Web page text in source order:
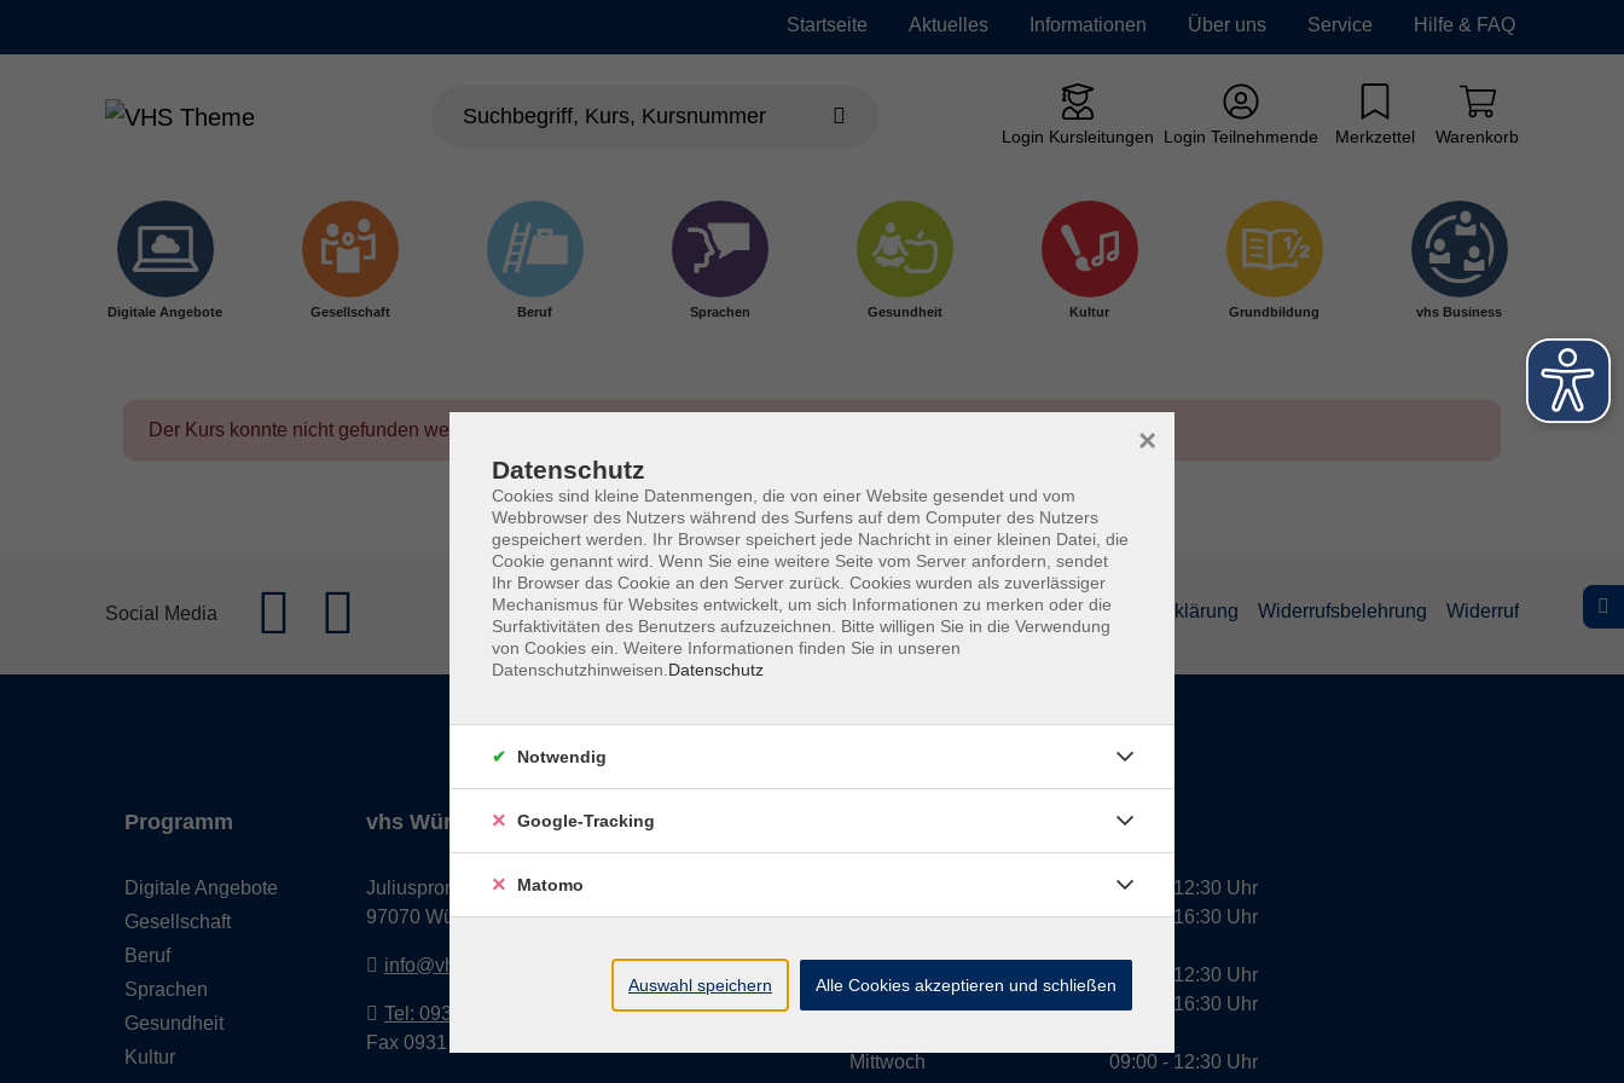
Startseite Aktuelles Informationen Über uns Service Hilfe & FAQ
Login Kursleitungen Login Teilnehmende Merkzettel Warenkorb
Digitale Angebote Gesellschaft Beruf Sprachen Gesundheit Kultur Grundbildung vhs Business
Der Kurs konnte nicht gefunden werden.
Social Media Impressum AGBs Datenschutzerklärung Barrierefreiheitserklärung Widerrufsbelehrung Widerruf
Programm
Digitale Angebote
Gesellschaft
Beruf
Sprachen
Gesundheit
Kultur
vhs Würzburg & Umgebung e. V.
Juliuspromenade 68
97070 Würzburg
info@vhs-wuerzburg.de
Tel: 0931 35593 0
Fax 0931 35593-20
Dienstag
Mittwoch
09:00 - 12:30 Uhr
13:00 - 16:30 Uhr
10:00 - 12:30 Uhr
13:00 - 16:30 Uhr
09:00 - 12:30 Uhr
Datenschutz
Cookies sind kleine Datenmengen, die von einer Website gesendet und vom
Webbrowser des Nutzers während des Surfens auf dem Computer des Nutzers
gespeichert werden. Ihr Browser speichert jede Nachricht in einer kleinen Datei, die
Cookie genannt wird. Wenn Sie eine weitere Seite vom Server anfordern, sendet
Ihr Browser das Cookie an den Server zurück. Cookies wurden als zuverlässiger
Mechanismus für Websites entwickelt, um sich Informationen zu merken oder die
Surfaktivitäten des Benutzers aufzuzeichnen. Bitte willigen Sie in die Verwendung
von Cookies ein. Weitere Informationen finden Sie in unseren
Datenschutzhinweisen. Datenschutz
×
Notwendig
Google-Tracking
Matomo
Auswahl speichern Alle Cookies akzeptieren und schließen